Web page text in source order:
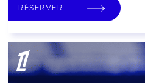
RÉSERVER